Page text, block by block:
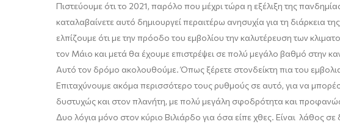
Πιστεύουμε ότι το 2021, παρόλο που μέχρι τώρα η εξέλιξη της
καταλαβαίνετε αυτό δημιουργεί περαιτέρω ανησυχία για τη διάρκεια
ελπίζουμε ότι με την πρόοδο του εμβολίου την καλυτέρευση των
τον Μάιο και μετά θα έχουμε επιστρέψει σε πολύ μεγάλο βαθμό στην
Αυτό τον δρόμο ακολουθούμε. Όπως ξέρετε στονδείκτη πια του
Επιταχύνουμε ακόμα περισσότερο τους ρυθμούς σε αυτό, για να
δυστυχώς και στον πλανήτη, με πολύ μεγάλη σφοδρότητα και
Δυο λόγια μόνο στον κύριο Βιλιάρδο για όσα είπε χθες. Είναι λάθος σε